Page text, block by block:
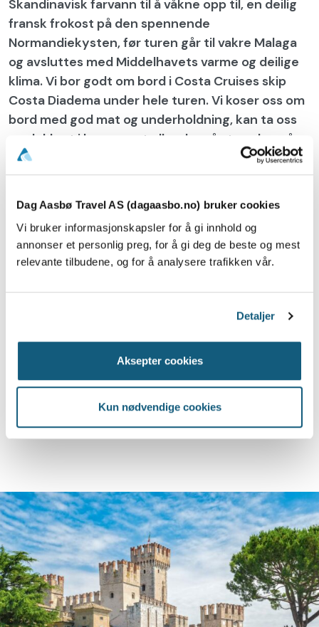
Dag Aasbø Travel AS (dagaasbo.no) bruker cookies
Vi bruker informasjonskapsler for å gi innhold og
annonser et personlig preg, for å gi deg de beste og mest
relevante tilbudene, og for å analysere trafikken vår.
Detaljer
Aksepter cookies
Kun nødvendige cookies
Skandinavisk farvann til å våkne opp til, en deilig
fransk frokost på den spennende
Normandiekysten, før turen går til vakre Malaga
og avsluttes med Middelhavets varme og deilige
klima. Vi bor godt om bord i Costa Cruises skip
Costa Diadema under hele turen. Vi koser oss om
bord med god mat og underholdning, kan ta oss
en dukkert i bassenget eller dra på stranden på
destinasjonene vi besøker.
Gamlebyen med sin fantastiske
katedral, Picasso museum og utallige
tapas restauranter er vel verdt et
besøk.
Prisen inkluderer